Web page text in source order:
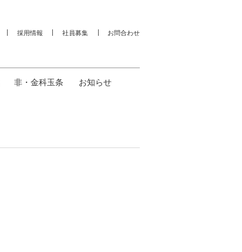
採用情報 社員募集 お問合わせ
非・金科玉条 お知らせ